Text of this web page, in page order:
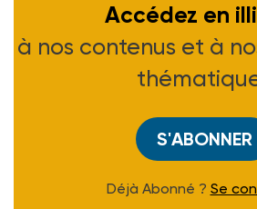
Accédez en
à nos contenus et à
S'ABONNER
Déjà Abonné ? Se